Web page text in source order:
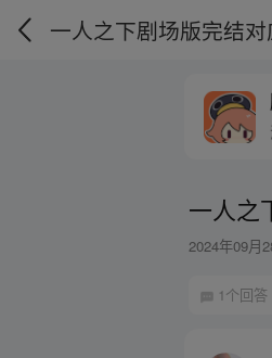
一人之下剧场版完结对
一人之
2024年09月
1个回答